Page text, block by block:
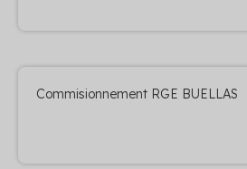
Commisionnement RGE BUELLAS